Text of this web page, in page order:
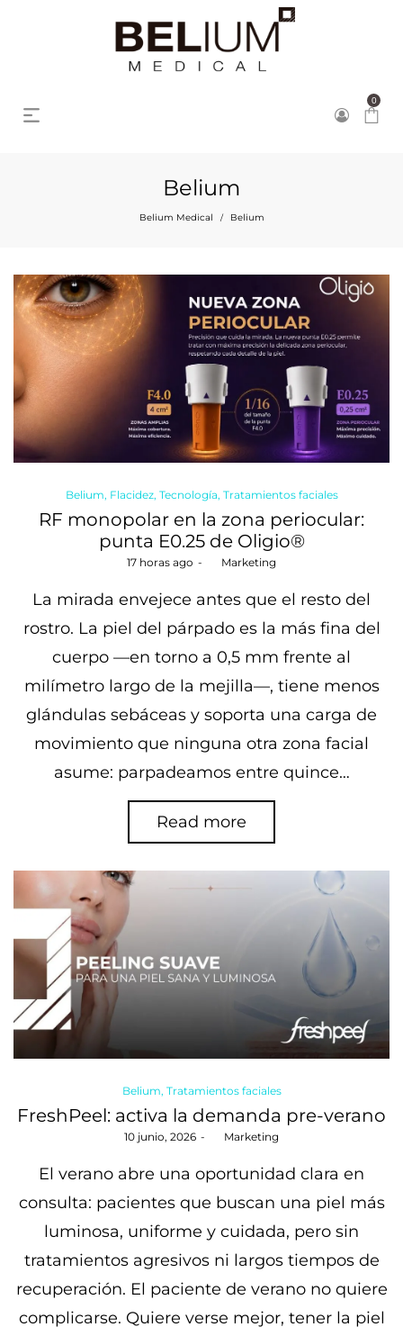
0
Belium
Belium Medical / Belium
Posted
Belium Flacidez Tecnología Tratamientos faciales
RF monopolar en la zona periocular:
punta E0.25 de Oligio®
Posted
17 horas ago Marketing
La mirada envejece antes que el resto del
rostro. La piel del párpado es la más fina del
cuerpo —en torno a 0,5 mm frente al
milímetro largo de la mejilla—, tiene menos
glándulas sebáceas y soporta una carga de
movimiento que ninguna otra zona facial
asume: parpadeamos entre quince…
Read more
Posted
Belium Tratamientos faciales
FreshPeel: activa la demanda pre-verano
Posted
10 junio, 2026 Marketing
El verano abre una oportunidad clara en
consulta: pacientes que buscan una piel más
luminosa, uniforme y cuidada, pero sin
tratamientos agresivos ni largos tiempos de
recuperación. El paciente de verano no quiere
complicarse. Quiere verse mejor, tener la piel